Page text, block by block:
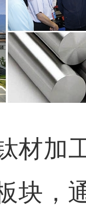
加工
块，